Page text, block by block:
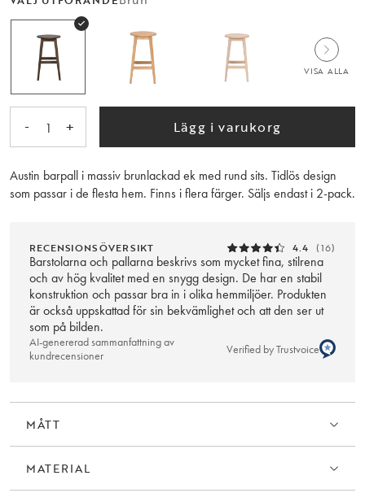
VISA ALLA
- 1 + Lägg i varukorg
Austin barpall i massiv brunlackad ek med rund sits. Tidlös design
som passar i de flesta hem. Finns i flera färger. Säljs endast i 2-pack.
RECENSIONSÖVERSIKT 4.4 (16)
Barstolarna och pallarna beskrivs som mycket fina, stilrena
och av hög kvalitet med en snygg design. De har en stabil
konstruktion och passar bra in i olika hemmiljöer. Produkten
är också uppskattad för sin bekvämlighet och att den ser ut
som på bilden.
AI-genererad sammanfattning av
kundrecensioner
Verified by Trustvoice
MÅTT
MATERIAL